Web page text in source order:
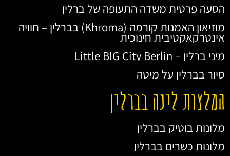
הסעה פרטית משדה התעופה של ברלין
מוזיאון האמנות קורמה (Khroma) בברלין – חוויה
אינטרקאקטיבית חינוכית
מיני ברלין – Little BIG City Berlin
סיור בברלין על מיטה
המלצות לינה בברלין
מלונות בוטיק בברלין
מלונות כשרים בברלין